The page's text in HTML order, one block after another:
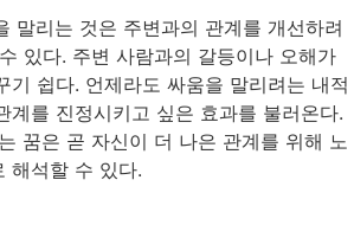
말리는 것은 주변과의 관계를 개선하려
있다. 주변 사람과의 갈등이나 오해가
기 쉽다. 언제라도 싸움을 말리려는 내적
계를 진정시키고 싶은 효과를 불러온다.
꿈은 곧 자신이 더 나은 관계를 위해 노
해석할 수 있다.